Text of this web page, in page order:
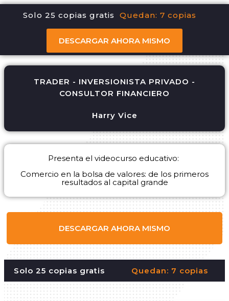
Solo 25 copias gratis Quedan: 7 copias
DESCARGAR AHORA MISMO
TRADER - INVERSIONISTA PRIVADO -
CONSULTOR FINANCIERO
Harry Vice
Presenta el videocurso educativo:
Comercio en la bolsa de valores: de los primeros
resultados al capital grande
DESCARGAR AHORA MISMO
Solo 25 copias gratis Quedan: 7 copias